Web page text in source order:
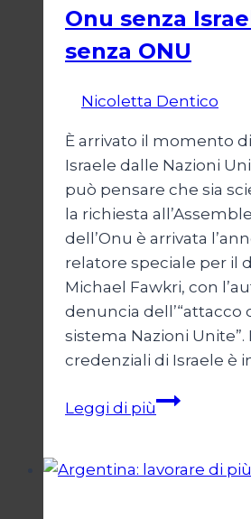
Onu senza
senza ONU
Nicoletta Dentico
È arrivato il momento
Israele dalle Nazioni
può pensare che sia
la richiesta
dell’Onu è arrivata
relatore speciale per il
Michael Fawkri, con
denuncia dell’“attacco
sistema Nazioni Unite”.
credenziali di Israele è
Leggi di piùOnu
Israele